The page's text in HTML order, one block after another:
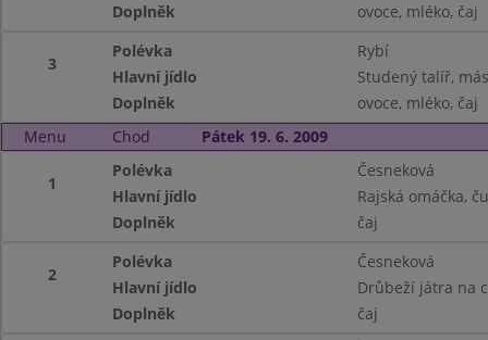
Doplněk
ovoce, mléko, čaj
3
Polévka
Rybí
Hlavní jídlo
Studený talíř,
Doplněk
ovoce, mléko, čaj
Menu
Chod Pátek 19. 6. 2009
1
Polévka
Česneková
Hlavní jídlo
Rajská omáčka,
Doplněk
čaj
2
Polévka
Česneková
Hlavní jídlo
Drůbeží játra na
Doplněk
čaj